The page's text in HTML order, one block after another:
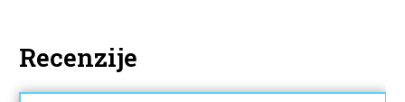
Recenzije